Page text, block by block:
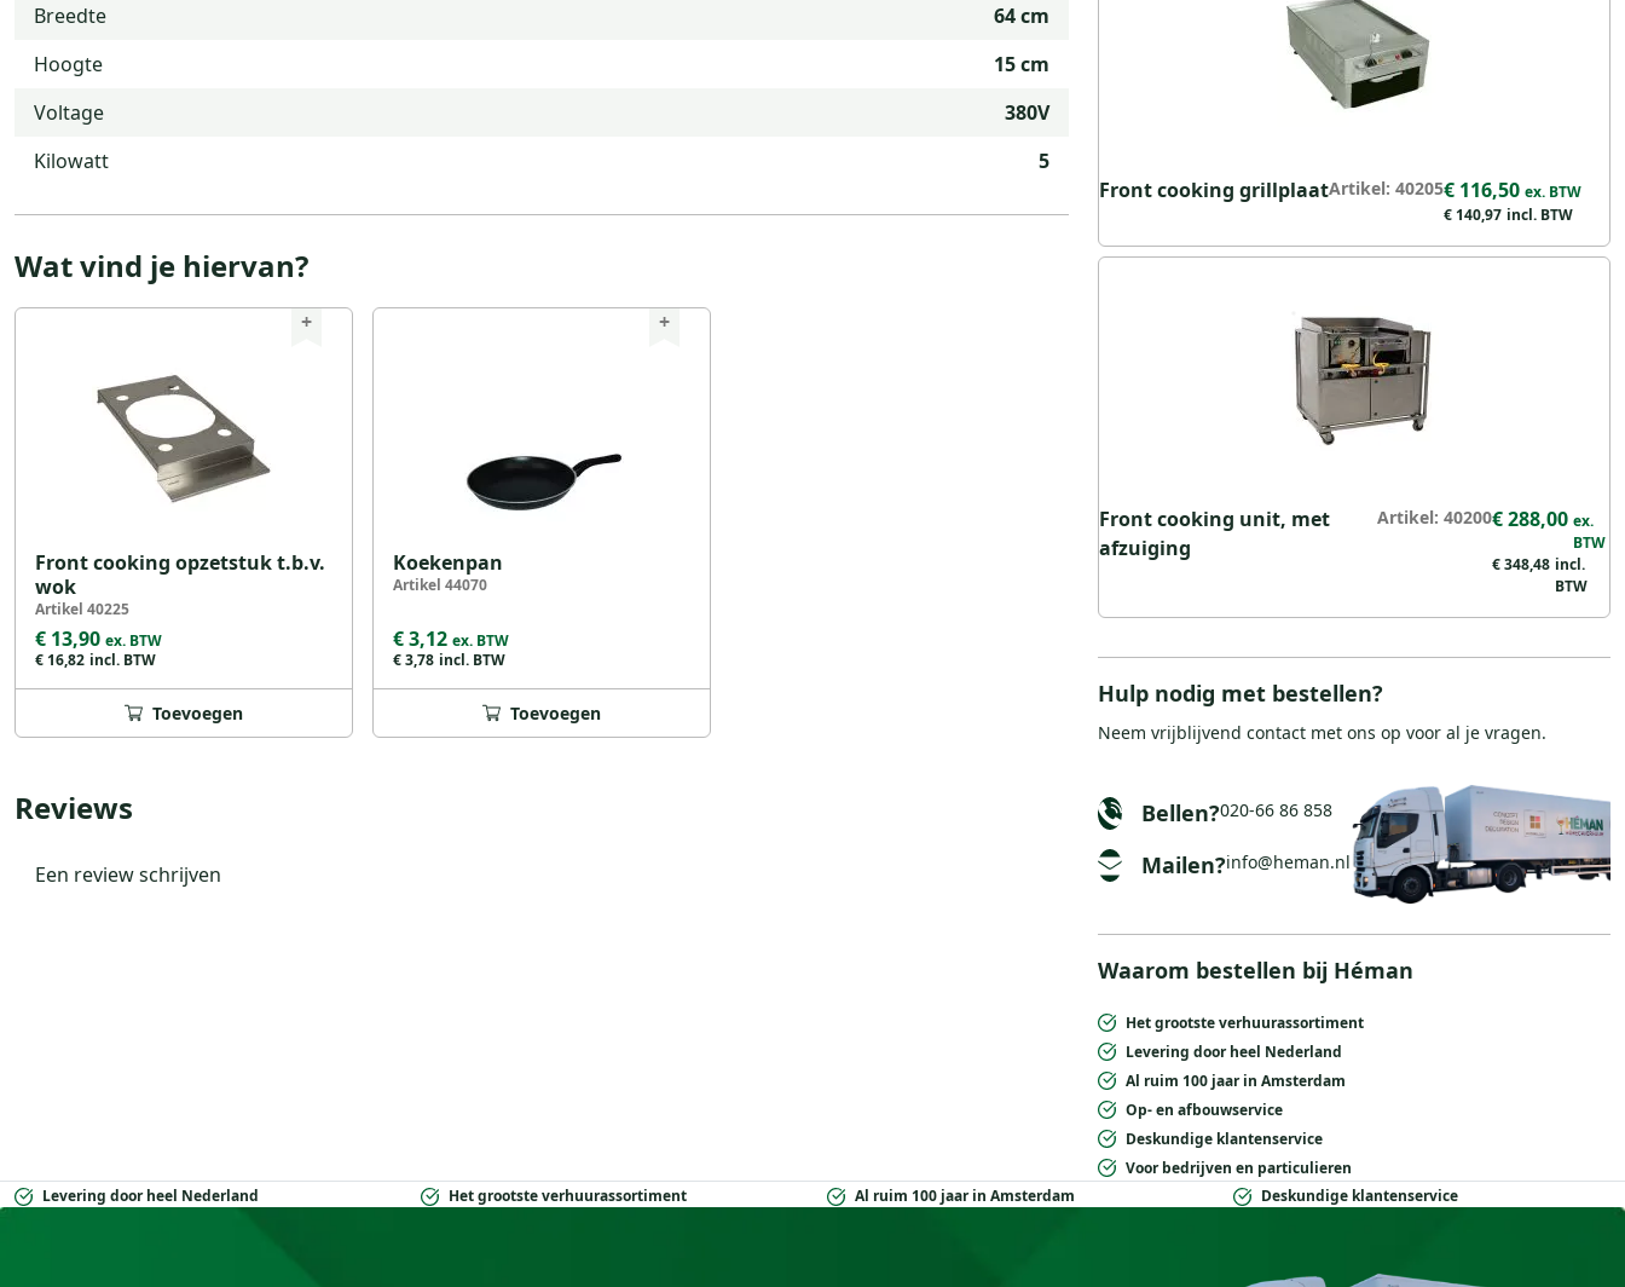
Breedte
64 cm
Hoogte
15 cm
Voltage
380V
Kilowatt
5
Wat vind je hiervan?
+
Front cooking opzetstuk t.b.v.
wok
Artikel 40225
€ 16,82
€ 13,90
Toevoegen
+
Koekenpan
Artikel 44070
€ 3,78
€ 3,12
Toevoegen
Reviews
Een review schrijven
Front cooking grillplaatArtikel: 40205
€ 140,97
€ 116,50
Front cooking unit, met
afzuiging
Artikel: 40200
€ 348,48
€ 288,00
Hulp nodig met bestellen?
Neem vrijblijvend contact met ons op voor al je vragen.
Bellen?020-66 86 858
Mailen?info@heman.nl
Waarom bestellen bij Héman
Het grootste verhuurassortiment
Levering door heel Nederland
Al ruim 100 jaar in Amsterdam
Op- en afbouwservice
Deskundige klantenservice
Voor bedrijven en particulieren
Levering door heel Nederland
Het grootste verhuurassortiment Al ruim 100 jaar in Amsterdam Deskundige klantenservice